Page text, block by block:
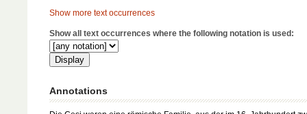
Show more text occurrences
Show all text occurrences where the following notation is used:
Annotations